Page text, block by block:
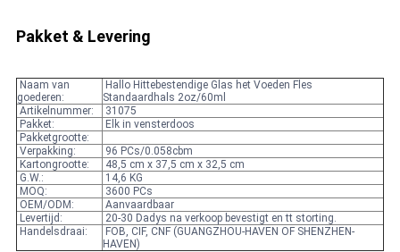
Pakket & Levering
Naam van
goederen:
Hallo Hittebestendige Glas het Voeden Fles
Standaardhals 2oz/60ml
Artikelnummer:
31075
Pakket:
Elk in vensterdoos
Pakketgrootte:
Verpakking:
96 PCs/0.058cbm
Kartongrootte:
48,5 cm x 37,5 cm x 32,5 cm
G.W.:
14,6 KG
MOQ:
3600 PCs
OEM/ODM:
Aanvaardbaar
Levertijd:
20-30 Dadys na verkoop bevestigt en tt storting.
Handelsdraai:
FOB, CIF, CNF (GUANGZHOU-HAVEN OF SHENZHEN-
HAVEN)